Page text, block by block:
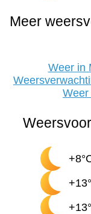
Meer
Weer in
Weer